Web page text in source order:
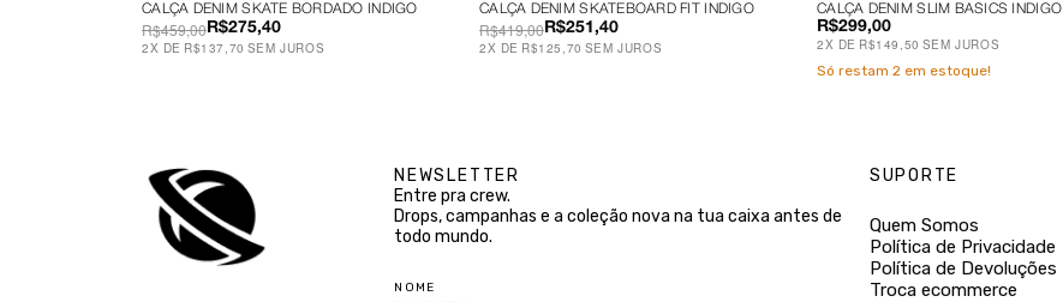
CALÇA DENIM SKATE BORDADO INDIGO
R$275,40
R$459,00
2X DE R$137,70 SEM JUROS
CALÇA DENIM SKATEBOARD FIT INDIGO
R$251,40
R$419,00
2X DE R$125,70 SEM JUROS
CALÇA DENIM SLIM BASICS INDIGO
R$299,00
2X DE R$149,50 SEM JUROS
Só restam 2 em estoque!
NEWSLETTER
Entre pra crew.
Drops, campanhas e a coleção nova na tua caixa antes de
todo mundo.
NOME
SUPORTE
Quem Somos
Política de Privacidade
Política de Devoluções
Troca ecommerce